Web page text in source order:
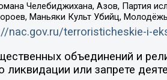
Челебиджихана, Азов, Партия
Маньяки Культ Убийц,
nac.gov.ru/terroristicheskie-i-
объединений и
ликвидации или запрете